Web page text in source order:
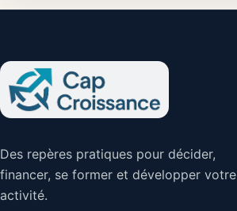
scolaires
Des repères pratiques pour décider,
financer, se former et développer votre
activité.